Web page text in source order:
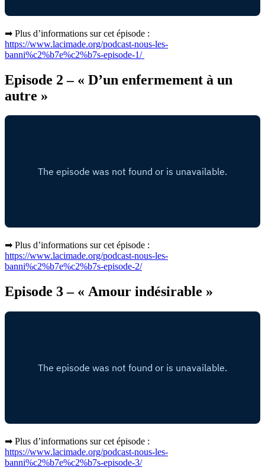
➡ Plus d’informations sur cet épisode :
https://www.lacimade.org/podcast-nous-les-
banni%c2%b7e%c2%b7s-episode-1/
Episode 2 – « D’un enfermement à un
autre »
➡ Plus d’informations sur cet épisode :
https://www.lacimade.org/podcast-nous-les-
banni%c2%b7e%c2%b7s-episode-2/
Episode 3 – « Amour indésirable »
➡ Plus d’informations sur cet épisode :
https://www.lacimade.org/podcast-nous-les-
banni%c2%b7e%c2%b7s-episode-3/